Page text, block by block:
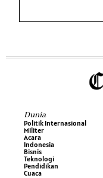
Dunia
Politik Internasional
Militer
Acara
Indonesia
Bisnis
Teknologi
Pendidikan
Cuaca